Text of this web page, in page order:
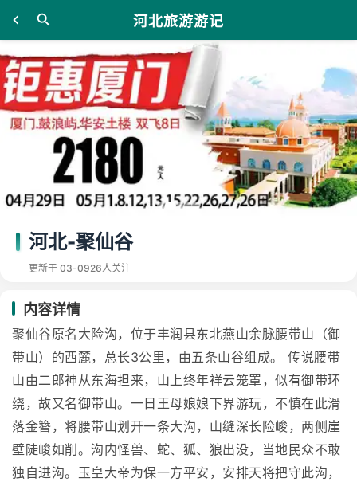
河北旅游游记
河北-聚仙谷
更新于 03-0926人关注
内容详情
聚仙谷原名大险沟，位于丰润县东北燕山余脉腰带山（御
带山）的西麓，总长3公里，由五条山谷组成。 传说腰带
山由二郎神从东海担来，山上终年祥云笼罩，似有御带环
绕，故又名御带山。一日王母娘娘下界游玩，不慎在此滑
落金簪，将腰带山划开一条大沟，山缝深长险峻，两侧崖
壁陡峻如削。沟内怪兽、蛇、狐、狼出没，当地民众不敢
独自进沟。玉皇大帝为保一方平安，安排天将把守此沟，